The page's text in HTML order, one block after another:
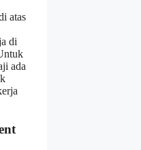
atas
di
ada